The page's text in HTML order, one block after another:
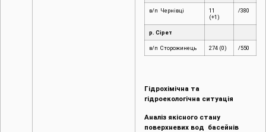
в/п Чернівці
11
(+1)
/380
р. Сірет
в/п Сторожинець 274 (0) /550
Гідрохімічна та
гідроекологічна ситуація
Аналіз якісного стану
поверхневих вод басейнів